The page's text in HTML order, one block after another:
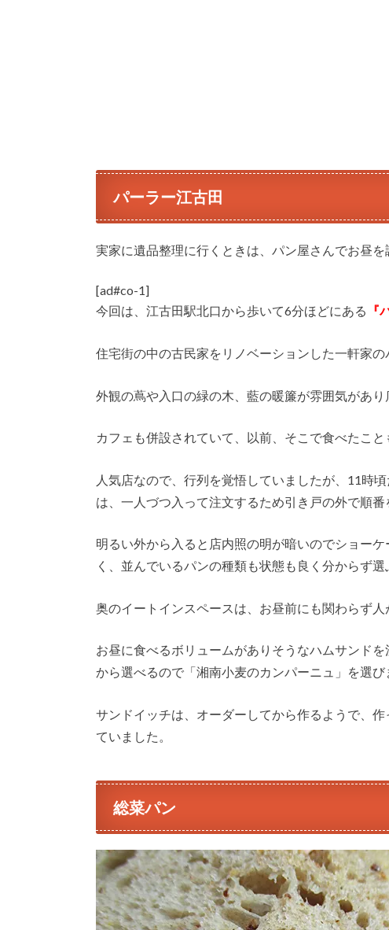
パーラー江古田
実家に遺品整理に行くときは、パン屋さんでお昼を
[ad#co-1]
今回は、江古田駅北口から歩いて6分ほどにある 『
住宅街の中の古民家をリノベーションした一軒家
外観の蔦や入口の緑の木、藍の暖簾が雰囲気があ
カフェも併設されていて、以前、そこで食べたこと
人気店なので、行列を覚悟していましたが、11時
は、一人づつ入って注文するため引き戸の外で順番
明るい外から入ると店内照の明が暗いのでショー
く、並んでいるパンの種類も状態も良く分からず選
奥のイートインスペースは、お昼前にも関わらず人
お昼に食べるボリュームがありそうなハムサンド
から選べるので「湘南小麦のカンパーニュ」を選び
サンドイッチは、オーダーしてから作るようで、
ていました。
総菜パン